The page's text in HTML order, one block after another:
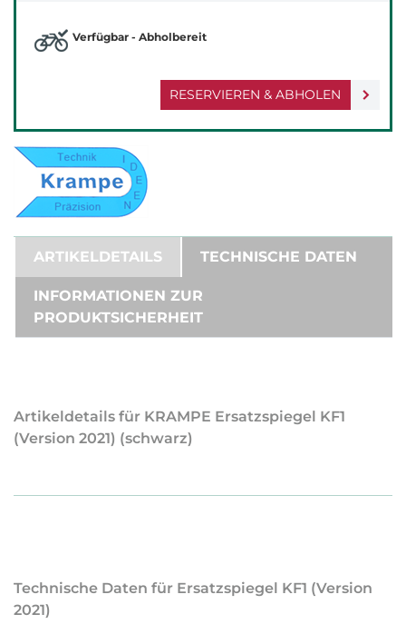
RESERVIEREN & ABHOLEN
Verfügbar - Abholbereit
ARTIKELDETAILS TECHNISCHE DATEN
INFORMATIONEN ZUR
PRODUKTSICHERHEIT
Artikeldetails für KRAMPE Ersatzspiegel KF1
(Version 2021) (schwarz)
Technische Daten für Ersatzspiegel KF1 (Version
2021)